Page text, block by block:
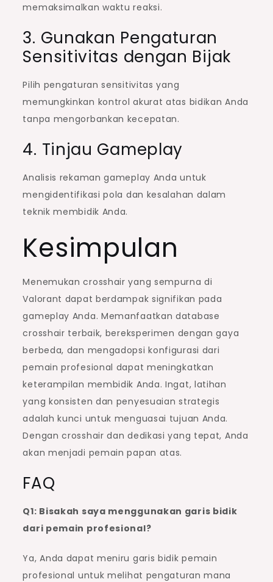
memaksimalkan waktu reaksi.
3. Gunakan Pengaturan
Sensitivitas dengan Bijak
Pilih pengaturan sensitivitas yang
memungkinkan kontrol akurat atas bidikan Anda
tanpa mengorbankan kecepatan.
4. Tinjau Gameplay
Analisis rekaman gameplay Anda untuk
mengidentifikasi pola dan kesalahan dalam
teknik membidik Anda.
Kesimpulan
Menemukan crosshair yang sempurna di
Valorant dapat berdampak signifikan pada
gameplay Anda. Memanfaatkan database
crosshair terbaik, bereksperimen dengan gaya
berbeda, dan mengadopsi konfigurasi dari
pemain profesional dapat meningkatkan
keterampilan membidik Anda. Ingat, latihan
yang konsisten dan penyesuaian strategis
adalah kunci untuk menguasai tujuan Anda.
Dengan crosshair dan dedikasi yang tepat, Anda
akan menjadi pemain papan atas.
FAQ
Q1: Bisakah saya menggunakan garis bidik
dari pemain profesional?
Ya, Anda dapat meniru garis bidik pemain
profesional untuk melihat pengaturan mana